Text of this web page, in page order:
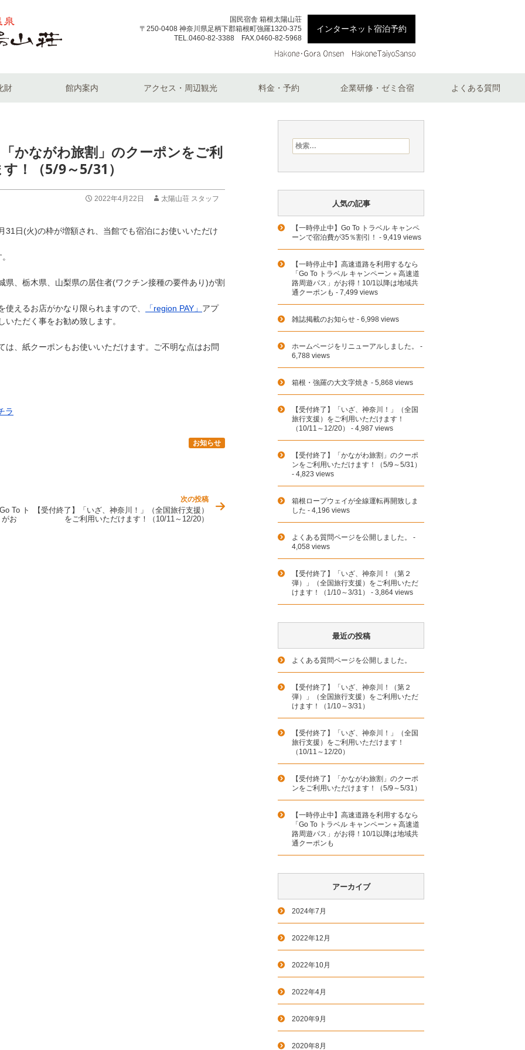
インターネット宿泊予約
国民宿舎 箱根太陽山荘
〒250-0408 神奈川県足柄下郡箱根町強羅1320-375
TEL.0460-82-3388 FAX.0460-82-5968
財 館内案内 アクセス・周辺観光 料金・予約 企業研修・ゼミ合宿 よくある質問
「かながわ旅割」のクーポンをご利
！（5/9～5/31）
2022年4月22日 太陽山荘 スタッフ
31日(火)の枠が増額され、当館でも宿泊にお使いいただけ
県、栃木県、山梨県の居住者(ワクチン接種の要件あり)が割
えるお店がかなり限られますので、
「region PAY」 アプ
いただく事をお勧め致します。
は、紙クーポンもお使いいただけます。ご不明な点はお問
ラ
お知らせ
To ト
お
次の投稿
【受付終了】「いざ、神奈川！」（全国旅行支援）
をご利用いただけます！（10/11～12/20）
検索:
人気の記事
【一時停止中】Go To トラベル キャンペ
ーンで宿泊費が35％割引！ - 9,419 views
【一時停止中】高速道路を利用するなら
「Go To トラベル キャンペーン＋高速道
路周遊パス」がお得！10/1以降は地域共
通クーポンも - 7,499 views
雑誌掲載のお知らせ - 6,998 views
ホームページをリニューアルしました。
-
6,788 views
箱根・強羅の大文字焼き - 5,868 views
【受付終了】「いざ、神奈川！」（全国
旅行支援）をご利用いただけます！
（10/11～12/20）
- 4,987 views
【受付終了】「かながわ旅割」のクーポ
ンをご利用いただけます！（5/9～5/31）
- 4,823 views
箱根ロープウェイが全線運転再開致しま
した - 4,196 views
よくある質問ページを公開しました。
-
4,058 views
【受付終了】「いざ、神奈川！（第２
弾）」（全国旅行支援）をご利用いただ
けます！（1/10～3/31）
- 3,864 views
最近の投稿
よくある質問ページを公開しました。
【受付終了】「いざ、神奈川！（第２
弾）」（全国旅行支援）をご利用いただ
けます！（1/10～3/31）
【受付終了】「いざ、神奈川！」（全国
旅行支援）をご利用いただけます！
（10/11～12/20）
【受付終了】「かながわ旅割」のクーポ
ンをご利用いただけます！（5/9～5/31）
【一時停止中】高速道路を利用するなら
「Go To トラベル キャンペーン＋高速道
路周遊パス」がお得！10/1以降は地域共
通クーポンも
アーカイブ
2024年7月
2022年12月
2022年10月
2022年4月
2020年9月
2020年8月